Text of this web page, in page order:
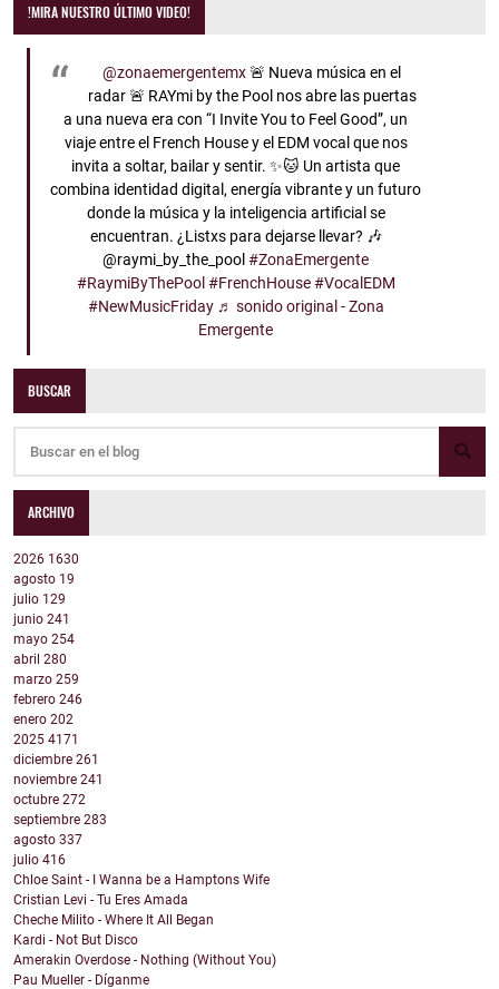
!MIRA NUESTRO ÚLTIMO VIDEO!
@zonaemergentemx🚨 Nueva música en el
radar 🚨 RAYmi by the Pool nos abre las puertas
a una nueva era con “I Invite You to Feel Good”, un
viaje entre el French House y el EDM vocal que nos
invita a soltar, bailar y sentir. ✨🐱 Un artista que
combina identidad digital, energía vibrante y un futuro
donde la música y la inteligencia artificial se
encuentran. ¿Listxs para dejarse llevar? 🎶
@raymi_by_the_pool #ZonaEmergente
#RaymiByThePool #FrenchHouse #VocalEDM
#NewMusicFriday ♬ sonido original - Zona
Emergente
BUSCAR
ARCHIVO
2026 1630
agosto 19
julio 129
junio 241
mayo 254
abril 280
marzo 259
febrero 246
enero 202
2025 4171
diciembre 261
noviembre 241
octubre 272
septiembre 283
agosto 337
julio 416
Chloe Saint - I Wanna be a Hamptons Wife
Cristian Levi - Tu Eres Amada
Cheche Milito - Where It All Began
Kardi - Not But Disco
Amerakin Overdose - Nothing (Without You)
Pau Mueller - Díganme